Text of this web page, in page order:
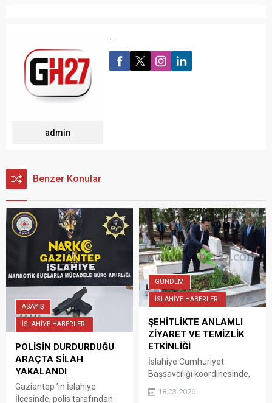
admin
...
Benzer Konular
ASAYİŞ
İSLAHİYE HABERLERİ
POLİSİN DURDURDUĞU
ARAÇTA SİLAH
YAKALANDI
Gaziantep ’in İslahiye
İlçesinde, polis tarafından
GÜNDEM
İSLAHİYE HABERLERİ
ŞEHİTLİKTE ANLAMLI
ZİYARET VE TEMİZLİK
ETKİNLİĞİ
İslahiye Cumhuriyet
Başsavcılığı koordinesinde,
Zaferi’nin yıl dönümü
18.03.2026